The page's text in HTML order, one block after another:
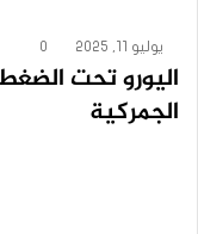
يوليو 11, 2025 0
اليورو تحت
الجمركية